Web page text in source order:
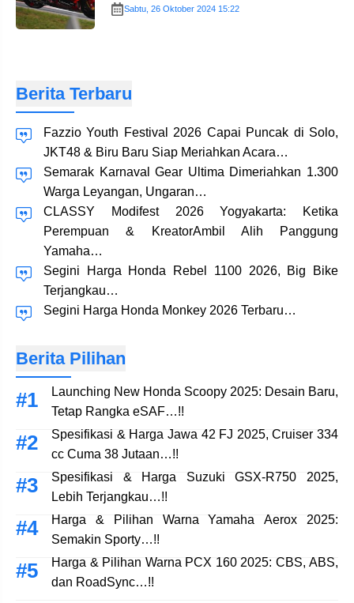
Kalahkan Pecco…!!
Sabtu, 26 Oktober 2024 15:22
Berita Terbaru
Fazzio Youth Festival 2026 Capai Puncak di Solo,
JKT48 & Biru Baru Siap Meriahkan Acara…
Semarak Karnaval Gear Ultima Dimeriahkan 1.300
Warga Leyangan, Ungaran…
CLASSY Modifest 2026 Yogyakarta: Ketika
Perempuan & KreatorAmbil Alih Panggung
Yamaha…
Segini Harga Honda Rebel 1100 2026, Big Bike
Terjangkau…
Segini Harga Honda Monkey 2026 Terbaru…
Berita Pilihan
Launching New Honda Scoopy 2025: Desain Baru,
Tetap Rangka eSAF…!!
Spesifikasi & Harga Jawa 42 FJ 2025, Cruiser 334
cc Cuma 38 Jutaan…!!
Spesifikasi & Harga Suzuki GSX-R750 2025,
Lebih Terjangkau…!!
Harga & Pilihan Warna Yamaha Aerox 2025:
Semakin Sporty…!!
Harga & Pilihan Warna PCX 160 2025: CBS, ABS,
dan RoadSync…!!